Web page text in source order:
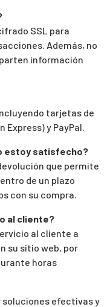
SSL para
Además, no
información
tarjetas de
y PayPal.
estoy satisfecho?
que permite
de un plazo
con su compra.
al cliente?
al cliente a
su sitio web, por
horas
soluciones efectivas y